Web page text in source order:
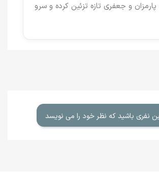
پارمزان و جعفری تازه تزئین کرده و سرو